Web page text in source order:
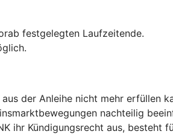
festgelegten Laufzeitende.
der Anleihe nicht mehr erfüllen
nachteilig
ihr Kündigungsrecht aus, besteht